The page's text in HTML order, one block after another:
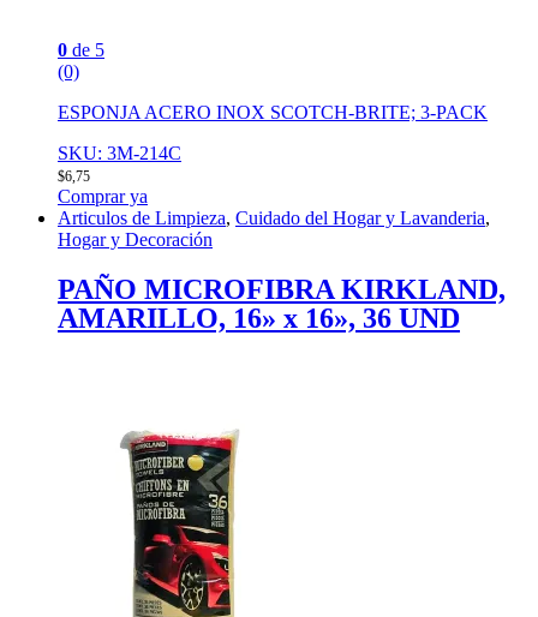
0 de 5
(0)
ESPONJA ACERO INOX SCOTCH-BRITE; 3-PACK
SKU: 3M-214C
$6,75
Comprar ya
Articulos de Limpieza, Cuidado del Hogar y Lavanderia,
Hogar y Decoración
PAÑO MICROFIBRA KIRKLAND,
AMARILLO, 16» x 16», 36 UND